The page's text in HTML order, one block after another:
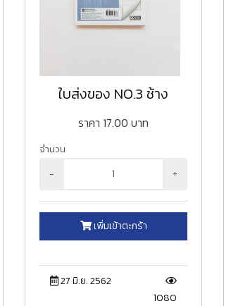
ใบส่งของ NO.3 ช้าง
ราคา 17.00 บาท
จำนวน
- +
เพิ่มเข้าตะกร้า
27 มิ.ย. 2562
1080